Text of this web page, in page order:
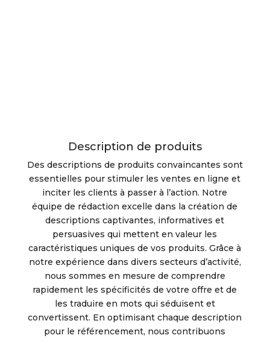
Description de produits
Des descriptions de produits convaincantes sont
essentielles pour stimuler les ventes en ligne et
inciter les clients à passer à l’action. Notre
équipe de rédaction excelle dans la création de
descriptions captivantes, informatives et
persuasives qui mettent en valeur les
caractéristiques uniques de vos produits. Grâce à
notre expérience dans divers secteurs d’activité,
nous sommes en mesure de comprendre
rapidement les spécificités de votre offre et de
les traduire en mots qui séduisent et
convertissent. En optimisant chaque description
pour le référencement, nous contribuons